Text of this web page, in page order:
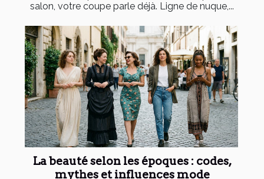
salon, votre coupe parle déjà. Ligne de nuque,...
La beauté selon les époques : codes,
mythes et influences mode